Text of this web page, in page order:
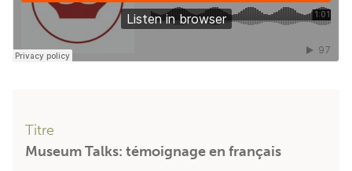
Titre
Museum Talks: témoignage en français